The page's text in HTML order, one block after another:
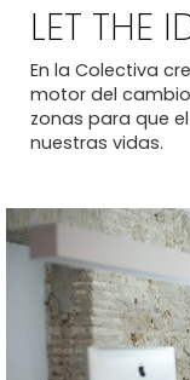
LET THE
En la Colectiva
motor del
zonas para que
nuestras vidas.